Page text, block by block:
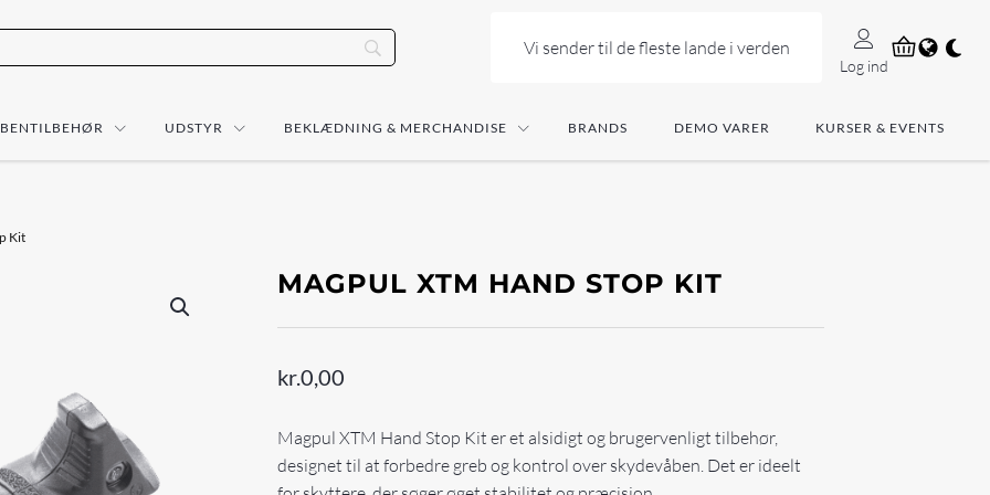
Vi sender til de fleste lande i verden
Log ind
UDSTYR BEKLÆDNING & MERCHANDISE BRANDS DEMO VARER KURSER & EVENTS
Kit
MAGPUL XTM HAND STOP KIT
kr.0,00
Magpul XTM Hand Stop Kit er et alsidigt og brugervenligt tilbehør,
designet til at forbedre greb og kontrol over skydevåben. Det er ideelt